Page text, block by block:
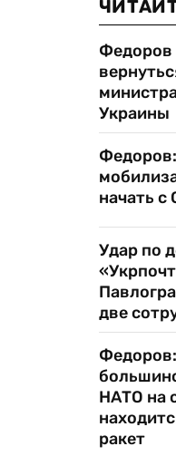
Федоров
Украины
начать с
Удар по
две
НАТО на
ракет